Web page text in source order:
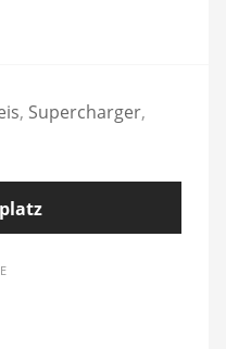
, Supercharger,